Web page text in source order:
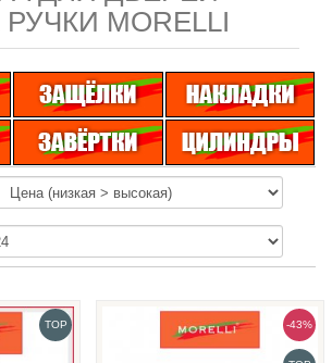
MORELLI
TOP -43%